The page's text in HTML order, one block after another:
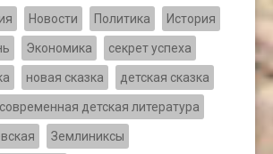
Новости Политика История
Экономика секрет успеха
новая сказка детская сказка
современная детская литература
Землиниксы